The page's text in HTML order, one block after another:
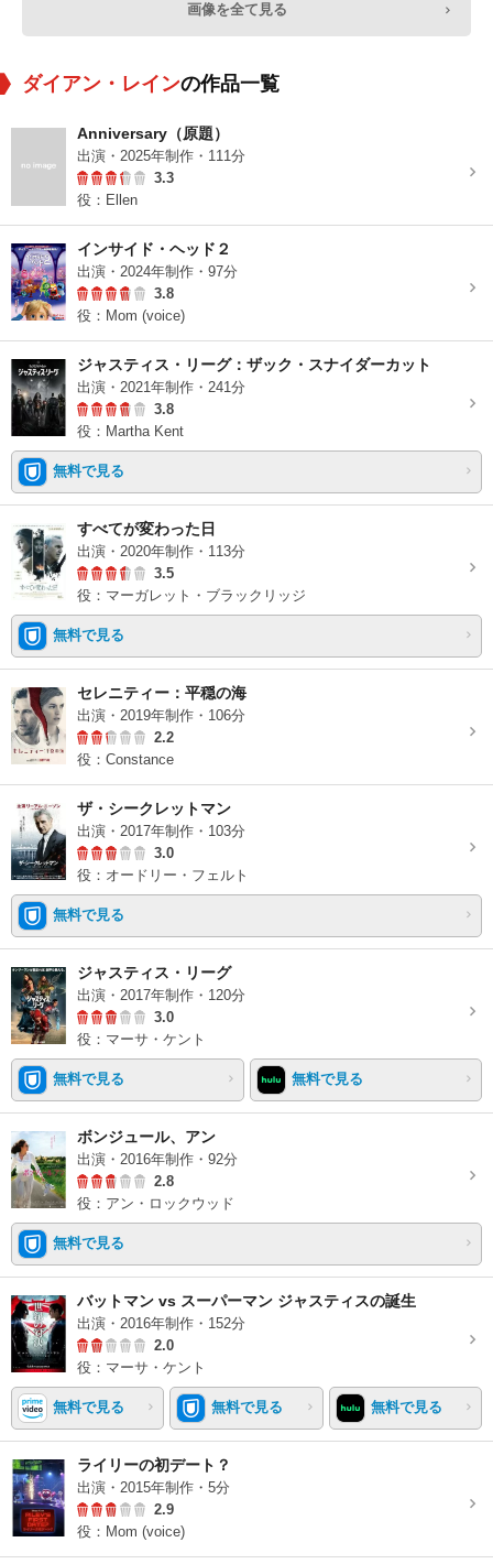
画像を全て見る
ダイアン・レインの作品一覧
Anniversary（原題）
出演・2025年制作・111分
3.3
役：Ellen
インサイド・ヘッド２
出演・2024年制作・97分
3.8
役：Mom (voice)
ジャスティス・リーグ：ザック・スナイダーカット
出演・2021年制作・241分
3.8
役：Martha Kent
無料で見る
すべてが変わった日
出演・2020年制作・113分
3.5
役：マーガレット・ブラックリッジ
無料で見る
セレニティー：平穏の海
出演・2019年制作・106分
2.2
役：Constance
ザ・シークレットマン
出演・2017年制作・103分
3.0
役：オードリー・フェルト
無料で見る
ジャスティス・リーグ
出演・2017年制作・120分
3.0
役：マーサ・ケント
無料で見る 無料で見る
ボンジュール、アン
出演・2016年制作・92分
2.8
役：アン・ロックウッド
無料で見る
バットマン vs スーパーマン ジャスティスの誕生
出演・2016年制作・152分
2.0
役：マーサ・ケント
無料で見る 無料で見る 無料で見る
ライリーの初デート？
出演・2015年制作・5分
2.9
役：Mom (voice)